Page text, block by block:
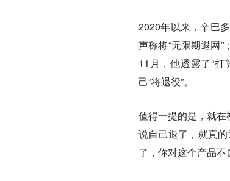
2020年以来，辛巴
声称将“无限期退网”
11月，他透露了“
己“将退役”。
值得一提的是，就
说自己退了，就真
了，你对这个产品不